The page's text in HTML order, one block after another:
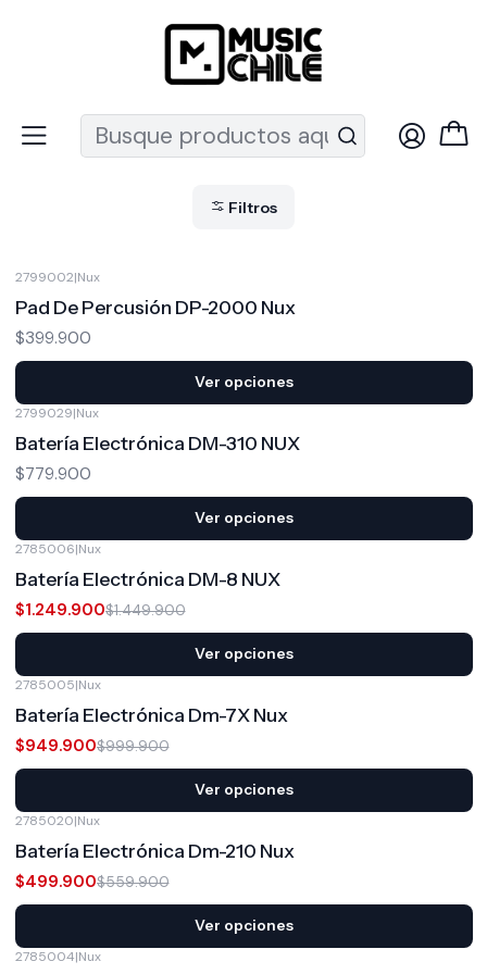
Recuerda que ahora nos puedes encontrar en el MUT
Percusión Baterías Batería Electrónica
Batería Electrónica
Filtros
2799002|Nux
Pad De Percusión DP-2000 Nux
$399.900
Ver opciones
2799029|Nux
Batería Electrónica DM-310 NUX
$779.900
Ver opciones
2785006|Nux
Batería Electrónica DM-8 NUX
$1.249.900$1.449.900
Ver opciones
2785005|Nux
Batería Electrónica Dm-7X Nux
$949.900$999.900
Ver opciones
2785020|Nux
Batería Electrónica Dm-210 Nux
$499.900$559.900
Ver opciones
2785004|Nux